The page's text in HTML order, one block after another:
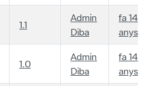
1.1
Admin
Diba
fa 14
anys
1.0
Admin
Diba
fa 14
anys